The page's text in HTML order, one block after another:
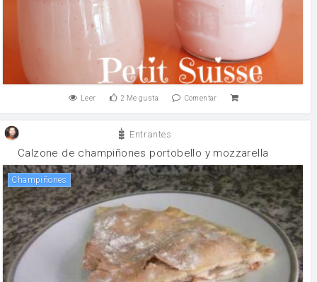
Leer 2 Me gusta Comentar
Entrantes
Calzone de champiñones portobello y mozzarella
champiñones